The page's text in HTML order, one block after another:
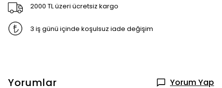
2000 TL üzeri ücretsiz kargo
3 iş günü içinde koşulsuz iade değişim
Yorumlar Yorum Yap